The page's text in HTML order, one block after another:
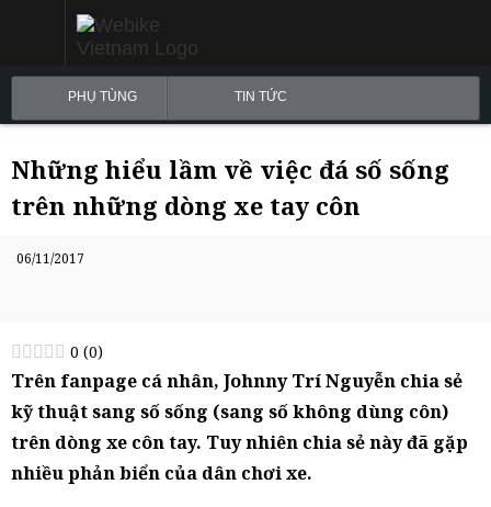
PHỤ TÙNG TIN TỨC
Những hiểu lầm về việc đá số sống
trên những dòng xe tay côn
06/11/2017
0 (0)
Trên fanpage cá nhân, Johnny Trí Nguyễn chia sẻ
kỹ thuật sang số sống (sang số không dùng côn)
trên dòng xe côn tay. Tuy nhiên chia sẻ này đã gặp
nhiều phản biển của dân chơi xe.